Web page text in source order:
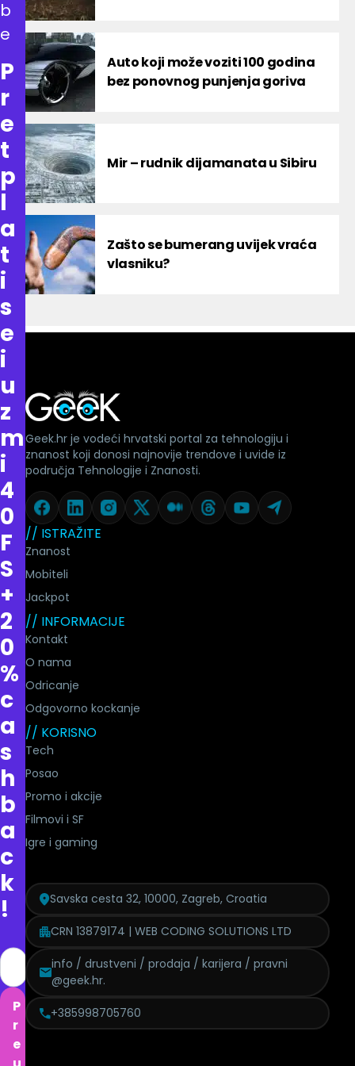
Auto koji može voziti 100 godina
bez ponovnog punjenja goriva
Mir – rudnik dijamanata u Sibiru
Zašto se bumerang uvijek vraća
vlasniku?
b
e
P
r
e
t
p
l
a
t
i
s
e
i
u
z
m
i
4
0
F
S
+
2
0
%
c
a
s
h
b
a
c
k
!
P
r
e
// ISTRAŽITE
Znanost
Mobiteli
Jackpot
// INFORMACIJE
Kontakt
O nama
Odricanje
Odgovorno kockanje
// KORISNO
Tech
Posao
Promo i akcije
Filmovi i SF
Igre i gaming
Geek.hr je vodeći hrvatski portal za tehnologiju i
znanost koji donosi najnovije trendove i uvide iz
područja Tehnologije i Znanosti.
Savska cesta 32, 10000, Zagreb, Croatia
CRN 13879174 | WEB CODING SOLUTIONS LTD
info / drustveni / prodaja / karijera / pravni
@geek.hr.
+385998705760